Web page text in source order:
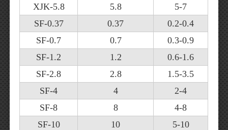
XJK-5.8
5.8
5-7
SF-0.37
0.37
0.2-0.4
SF-0.7
0.7
0.3-0.9
SF-1.2
1.2
0.6-1.6
SF-2.8
2.8
1.5-3.5
SF-4
4
2-4
SF-8
8
4-8
SF-10
10
5-10